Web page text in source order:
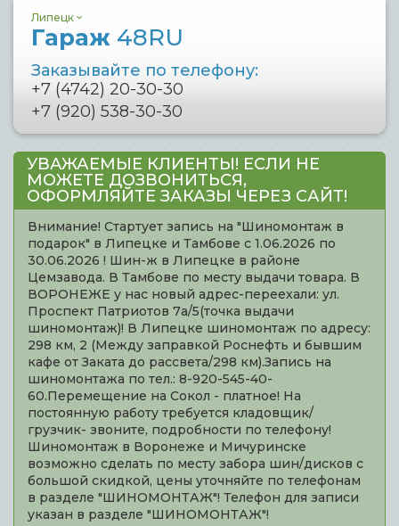
Липецк
Гараж 48RU
Заказывайте по телефону:
+7 (4742) 20-30-30
+7 (920) 538-30-30
УВАЖАЕМЫЕ КЛИЕНТЫ! ЕСЛИ НЕ
МОЖЕТЕ ДОЗВОНИТЬСЯ,
ОФОРМЛЯЙТЕ ЗАКАЗЫ ЧЕРЕЗ САЙТ!
Внимание! Стартует запись на "Шиномонтаж в
подарок" в Липецке и Тамбове с 1.06.2026 по
30.06.2026 ! Шин-ж в Липецке в районе
Цемзавода. В Тамбове по месту выдачи товара. В
ВОРОНЕЖЕ у нас новый адрес-переехали: ул.
Проспект Патриотов 7а/5(точка выдачи
шиномонтаж)! В Липецке шиномонтаж по адресу:
298 км, 2 (Между заправкой Роснефть и бывшим
кафе от Заката до рассвета/298 км).Запись на
шиномонтажа по тел.: 8-920-545-40-
60.Перемещение на Сокол - платное! На
постоянную работу требуется кладовщик/
грузчик- звоните, подробности по телефону!
Шиномонтаж в Воронеже и Мичуринске
возможно сделать по месту забора шин/дисков с
большой скидкой, цены уточняйте по телефонам
в разделе "ШИНОМОНТАЖ"! Телефон для записи
указан в разделе "ШИНОМОНТАЖ"!